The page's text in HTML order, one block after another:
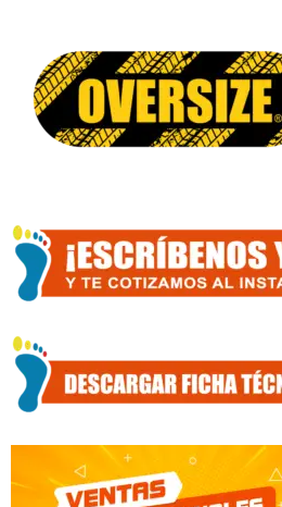
Cremallera
Pantalon
en
Cintura
Reflectivo
de
2"
en
Espalda
Mangas
y